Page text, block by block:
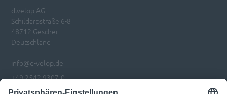
d.velop AG
Schildarpstraße 6-8
48712 Gescher
Deutschland
info@d-velop.de
+49 2542 9307-0